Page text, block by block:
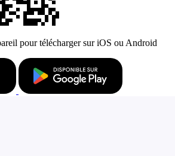
pour télécharger sur iOS ou Android